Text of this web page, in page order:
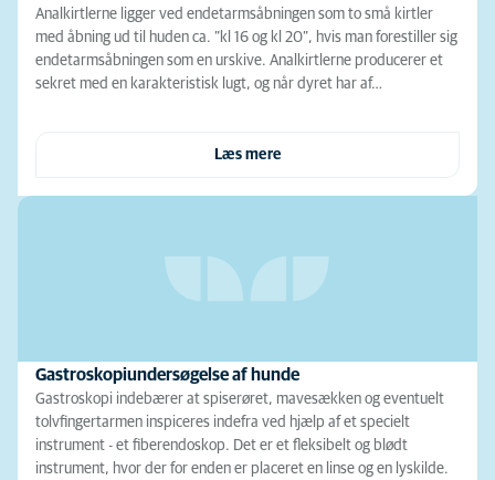
Analkirtlerne ligger ved endetarmsåbningen som to små kirtler
med åbning ud til huden ca. ”kl 16 og kl 20”, hvis man forestiller sig
endetarmsåbningen som en urskive. Analkirtlerne producerer et
sekret med en karakteristisk lugt, og når dyret har af…
Læs mere
Gastroskopiundersøgelse af hunde
Gastroskopi indebærer at spiserøret, mavesækken og eventuelt
tolvfingertarmen inspiceres indefra ved hjælp af et specielt
instrument - et fiberendoskop. Det er et fleksibelt og blødt
instrument, hvor der for enden er placeret en linse og en lyskilde.